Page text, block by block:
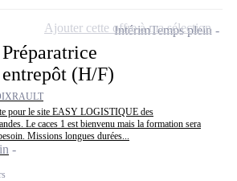
(H/F)
pour le site EASY LOGISTIQUE des
Le caces 1 est bienvenu mais la formation sera
Missions longues durées...
IntérimTemps plein
Ajouter cette offre à ma sélection